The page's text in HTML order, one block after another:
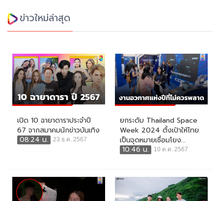
ข่าวใหม่ล่าสุด
เปิด 10 ฉายาดาราประจำปี
67 จากสมาคมนักข่าวบันเทิง
08:24 น.
23 ธ.ค. 2567
ยกระดับ Thailand Space
Week 2024 ตั้งเป้าให้ไทย
เป็นจุดหมายเชื่อมโยง...
10:46 น.
10 ต.ค. 2567